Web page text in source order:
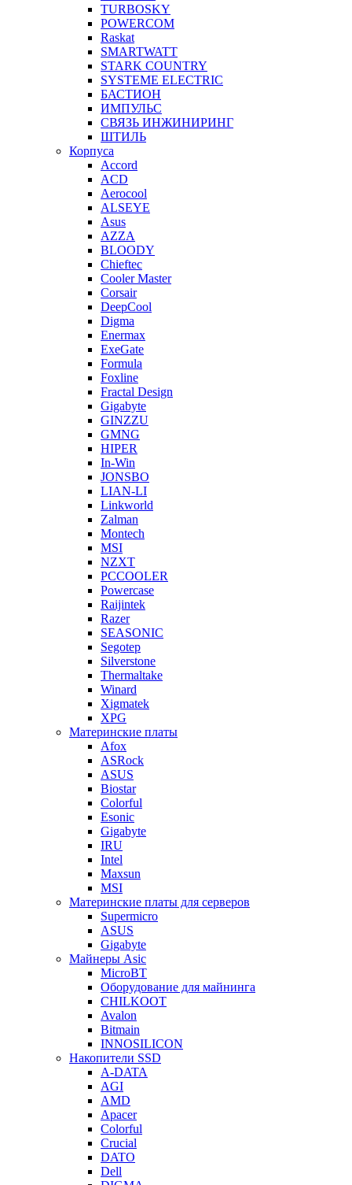
TURBOSKY
POWERCOM
Raskat
SMARTWATT
STARK COUNTRY
SYSTEME ELECTRIC
БАСТИОН
ИМПУЛЬС
СВЯЗЬ ИНЖИНИРИНГ
ШТИЛЬ
Корпуса
Accord
ACD
Aerocool
ALSEYE
Asus
AZZA
BLOODY
Chieftec
Cooler Master
Corsair
DeepCool
Digma
Enermax
ExeGate
Formula
Foxline
Fractal Design
Gigabyte
GINZZU
GMNG
HIPER
In-Win
JONSBO
LIAN-LI
Linkworld
Zalman
Montech
MSI
NZXT
PCCOOLER
Powercase
Raijintek
Razer
SEASONIC
Segotep
Silverstone
Thermaltake
Winard
Xigmatek
XPG
Материнские платы
Afox
ASRock
ASUS
Biostar
Colorful
Esonic
Gigabyte
IRU
Intel
Maxsun
MSI
Материнские платы для серверов
Supermicro
ASUS
Gigabyte
Майнеры Asic
MicroBT
Оборудование для майнинга
CHILKOOT
Avalon
Bitmain
INNOSILICON
Накопители SSD
A-DATA
AGI
AMD
Apacer
Colorful
Crucial
DATO
Dell